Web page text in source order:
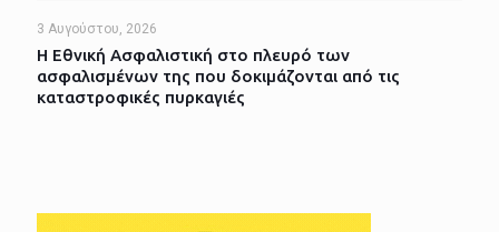
3 Αυγούστου, 2026
Η Εθνική Ασφαλιστική στο πλευρό των
ασφαλισμένων της που δοκιμάζονται από τις
καταστροφικές πυρκαγιές